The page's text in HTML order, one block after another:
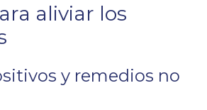
aliviar los
y remedios no